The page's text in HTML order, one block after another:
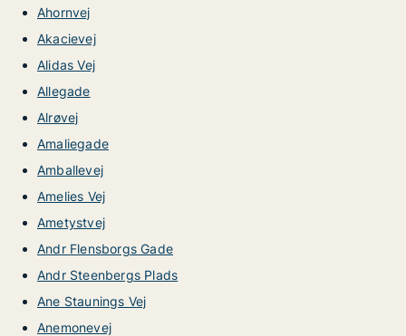
Ahornvej
Akacievej
Alidas Vej
Allegade
Alrøvej
Amaliegade
Amballevej
Amelies Vej
Ametystvej
Andr Flensborgs Gade
Andr Steenbergs Plads
Ane Staunings Vej
Anemonevej